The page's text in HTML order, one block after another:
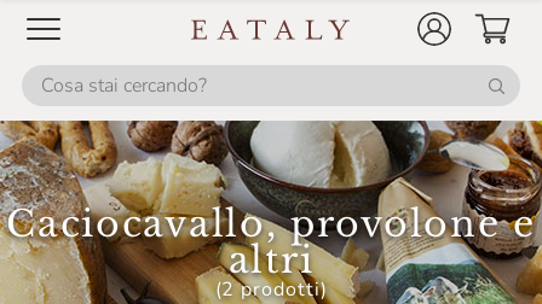
Caciocavallo, provolone e
altri
(2 prodotti)